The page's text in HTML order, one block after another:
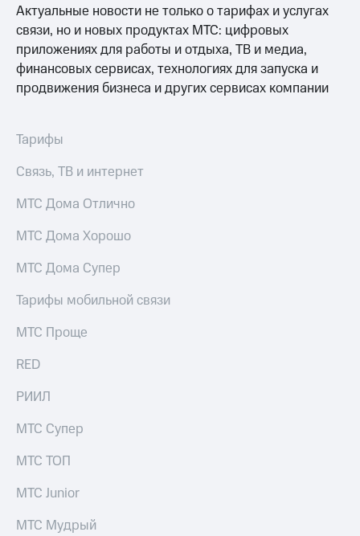
Актуальные новости не только о тарифах и услугах
связи, но и новых продуктах МТС: цифровых
приложениях для работы и отдыха, ТВ и медиа,
финансовых сервисах, технологиях для запуска и
продвижения бизнеса и других сервисах компании
Тарифы
Связь, ТВ и интернет
МТС Дома Отлично
МТС Дома Хорошо
МТС Дома Супер
Тарифы мобильной связи
МТС Проще
RED
РИИЛ
МТС Супер
МТС ТОП
МТС Junior
МТС Мудрый